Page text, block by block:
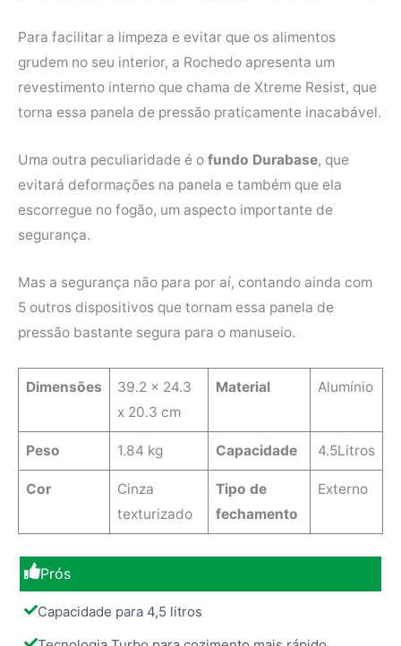
Para facilitar a limpeza e evitar que os alimentos
grudem no seu interior, a Rochedo apresenta um
revestimento interno que chama de Xtreme Resist, que
torna essa panela de pressão praticamente inacabável.
Uma outra peculiaridade é o fundo Durabase, que
evitará deformações na panela e também que ela
escorregue no fogão, um aspecto importante de
segurança.
Mas a segurança não para por aí, contando ainda com
5 outros dispositivos que tornam essa panela de
pressão bastante segura para o manuseio.
Dimensões
39.2 x 24.3
x 20.3 cm
Material Alumínio
Peso 1.84 kg Capacidade 4.5Litros
Cor
Cinza
texturizado
Tipo de
fechamento
Externo
Prós
Capacidade para 4,5 litros